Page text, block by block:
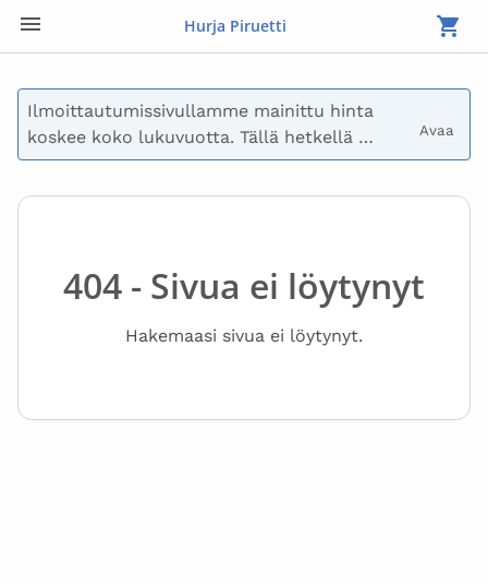
Hurja Piruetti
Ilmoittautumissivullamme mainittu hinta
koskee koko lukuvuotta. Tällä hetkellä
maksetaan vain syyslukukauden maksu.
lähetämme sinulle laskun. Lasku voidaan
myös jakaa useisiin eriin. Ota yhteyttä
sinulla on kysymyksiä maksusta.
Avaa
404 - Sivua ei löytynyt
Hakemaasi sivua ei löytynyt.